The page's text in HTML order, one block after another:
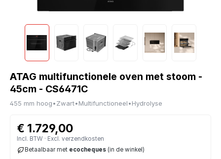
ATAG multifunctionele oven met stoom -
45cm - CS6471C
455 mm hoog•Zwart•Multifunctioneel•Hydrolyse
€ 1.729,00
Incl. BTW · Excl. verzendkosten
Betaalbaar met ecocheques (in de winkel)